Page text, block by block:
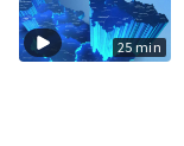
25 min